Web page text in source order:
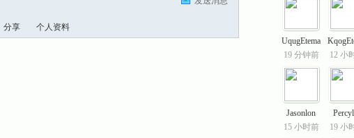
UqugEtema
19 分钟前
12 小
Jasonlon
15 小时前
19 小
分享 个人资料